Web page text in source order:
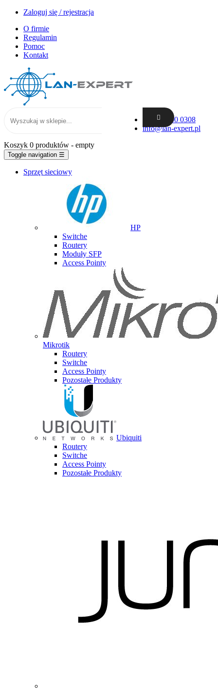
Zaloguj się / rejestracja
O firmie
Regulamin
Pomoc
Kontakt
+48 62 300 0308
info@lan-expert.pl
Koszyk 0 produktów - empty
Toggle navigation ☰
Sprzęt sieciowy
HP
Switche
Routery
Moduły SFP
Access Pointy
Mikrotik
Routery
Switche
Access Pointy
Pozostałe Produkty
Ubiquiti
Routery
Switche
Access Pointy
Pozostałe Produkty